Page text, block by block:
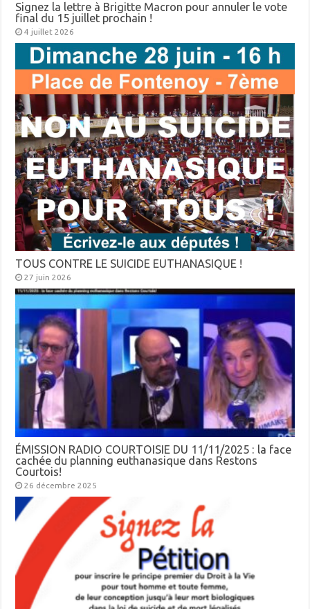
Signez la lettre à Brigitte Macron pour annuler le vote
final du 15 juillet prochain !
4 juillet 2026
TOUS CONTRE LE SUICIDE EUTHANASIQUE !
27 juin 2026
ÉMISSION RADIO COURTOISIE DU 11/11/2025 : la face
cachée du planning euthanasique dans Restons
Courtois!
26 décembre 2025